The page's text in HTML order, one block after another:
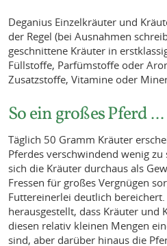
Deganius Einzelkräuter und
der Regel (bei Ausnahmen
geschnittene Kräuter in
Füllstoffe, Parfümstoffe oder
Zusatzstoffe, Vitamine oder
So ein großes Pferd
Täglich 50 Gramm Kräuter
Pferdes verschwindend wenig
sich die Kräuter durchaus als
Fressen für großes Vergnügen
Futtereinerlei deutlich bereichert.
herausgestellt, dass Kräuter und
diesen relativ kleinen Mengen
sind, aber darüber hinaus die